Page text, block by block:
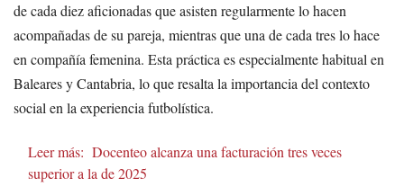
de cada diez aficionadas que asisten regularmente lo hacen
acompañadas de su pareja, mientras que una de cada tres lo hace
en compañía femenina. Esta práctica es especialmente habitual en
Baleares y Cantabria, lo que resalta la importancia del contexto
social en la experiencia futbolística.
Leer más: Docenteo alcanza una facturación tres veces
superior a la de 2025